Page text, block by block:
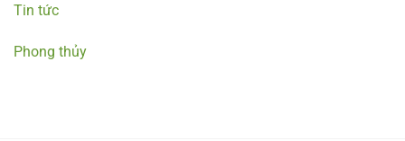
Tin tức
Phong thủy